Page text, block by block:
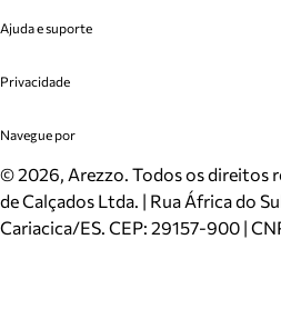
Venda Corporativa
Mapa do Site
Inverno
Mundo Arezzo
Plano de Negócio
Ajuda e suporte
Cadastro
Meus Pedidos
Trocas e Devoluções
Cartão Presente
Localizador de lojas
Privacidade
Politica e Privacidade
Navegue por
Sapatos
Bolsas
Scarpins
©2026, Arezzo. Todos os direitos
de Calçados Ltda. | Rua África do
Cariacica/ES. CEP: 29157-900 |